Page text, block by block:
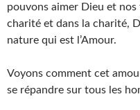
pouvons aimer Dieu et
charité et dans la charité,
nature qui est l’Amour.
Voyons comment cet
se répandre sur tous les